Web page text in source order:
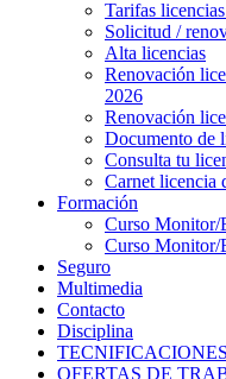
Tarifas
Solicitud /
Alta licencias
Renovación
2026
Renovación
Documento de
Consulta tu
Carnet licencia
Formación
Curso Monitor/
Curso Monitor/
Seguro
Multimedia
Contacto
Disciplina
OFERTAS DE